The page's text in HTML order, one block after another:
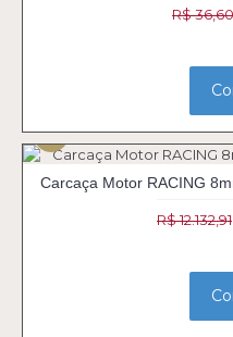
R$ 36,60
Carcaça Motor RACING
R$ 12.132,91